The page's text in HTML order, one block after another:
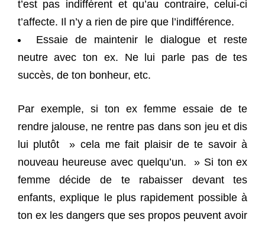
t’est pas indifférent et qu’au contraire, celui-ci
t’affecte. Il n’y a rien de pire que l’indifférence.
Essaie de maintenir le dialogue et reste
neutre avec ton ex. Ne lui parle pas de tes
succès, de ton bonheur, etc.
Par exemple, si ton ex femme essaie de te
rendre jalouse, ne rentre pas dans son jeu et dis
lui plutôt » cela me fait plaisir de te savoir à
nouveau heureuse avec quelqu’un. » Si ton ex
femme décide de te rabaisser devant tes
enfants, explique le plus rapidement possible à
ton ex les dangers que ses propos peuvent avoir